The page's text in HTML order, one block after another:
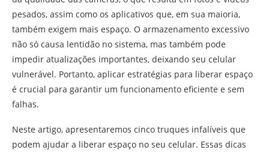
pesados, assim como os aplicativos que, em sua maioria,
também exigem mais espaço. O armazenamento excessivo
não só causa lentidão no sistema, mas também pode
impedir atualizações importantes, deixando seu celular
vulnerável. Portanto, aplicar estratégias para liberar espaço
é crucial para garantir um funcionamento eficiente e sem
falhas.
Neste artigo, apresentaremos cinco truques infalíveis que
podem ajudar a liberar espaço no seu celular. Essas dicas